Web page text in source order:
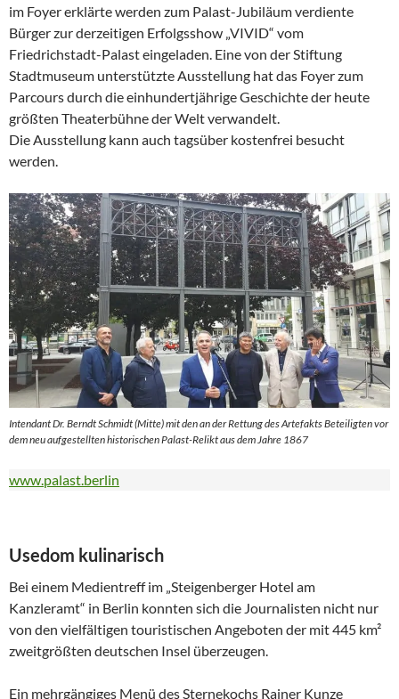
im Foyer erklärte werden zum Palast-Jubiläum verdiente
Bürger zur derzeitigen Erfolgsshow „VIVID“ vom
Friedrichstadt-Palast eingeladen. Eine von der Stiftung
Stadtmuseum unterstützte Ausstellung hat das Foyer zum
Parcours durch die einhundertjährige Geschichte der heute
größten Theaterbühne der Welt verwandelt.
Die Ausstellung kann auch tagsüber kostenfrei besucht
werden.
Intendant Dr. Berndt Schmidt (Mitte) mit den an der Rettung des Artefakts Beteiligten vor
dem neu aufgestellten historischen Palast-Relikt aus dem Jahre 1867
www.palast.berlin
Usedom kulinarisch
Bei einem Medientreff im „Steigenberger Hotel am
Kanzleramt“ in Berlin konnten sich die Journalisten nicht nur
von den vielfältigen touristischen Angeboten der mit 445 km²
zweitgrößten deutschen Insel überzeugen.
Ein mehrgängiges Menü des Sternekochs Rainer Kunze